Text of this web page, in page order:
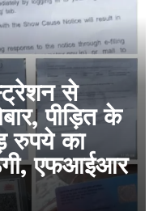
से
पीड़ित के
रुपये का
एफआईआर